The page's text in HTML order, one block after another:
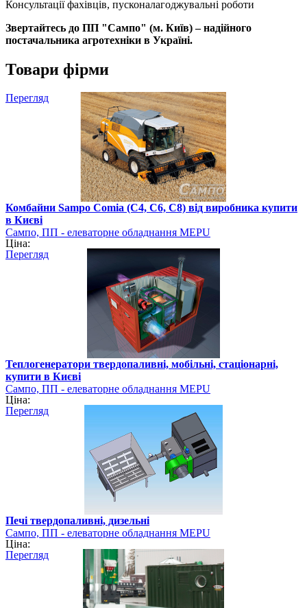
Консультації фахівців, пусконалагоджувальні роботи
Звертайтесь до ПП "Сампо" (м. Київ) – надійного
постачальника агротехніки в Україні.
Товари фірми
Перегляд
Комбайни Sampo Comia (C4, C6, C8) від виробника купити
в Києві
Сампо, ПП - елеваторне обладнання MEPU
Ціна:
Перегляд
Теплогенератори твердопаливні, мобільні, стаціонарні,
купити в Києві
Сампо, ПП - елеваторне обладнання MEPU
Ціна:
Перегляд
Печі твердопаливні, дизельні
Сампо, ПП - елеваторне обладнання MEPU
Ціна:
Перегляд